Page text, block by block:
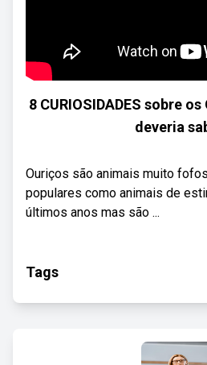
8 CURIOSIDADES sobre
deveria
Ouriços são animais muito
populares como animais de
últimos anos mas são ...
Tags